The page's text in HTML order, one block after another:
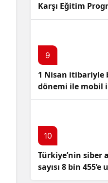
Karşı Eğitim
9
1 Nisan itibariyle
dönemi ile mobil
başlıyor!
10
Türkiye’nin siber
sayısı 8 bin